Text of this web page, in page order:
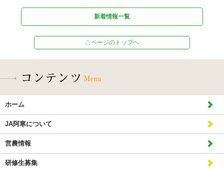
新着情報一覧
△ページのトップへ
ホーム
JA阿寒について
営農情報
研修生募集